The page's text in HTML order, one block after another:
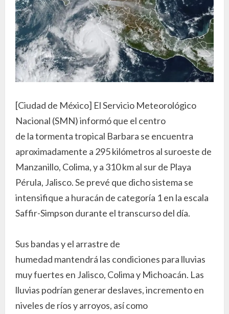
[Ciudad de México] El Servicio Meteorológico
Nacional (SMN) informó que el centro
de la tormenta tropical Barbara se encuentra
aproximadamente a 295 kilómetros al suroeste de
Manzanillo, Colima, y a 310 km al sur de Playa
Pérula, Jalisco. Se prevé que dicho sistema se
intensifique a huracán de categoría 1 en la escala
Saffir-Simpson durante el transcurso del día.
Sus bandas y el arrastre de
humedad mantendrá las condiciones para lluvias
muy fuertes en Jalisco, Colima y Michoacán. Las
lluvias podrían generar deslaves, incremento en
niveles de ríos y arroyos, así como